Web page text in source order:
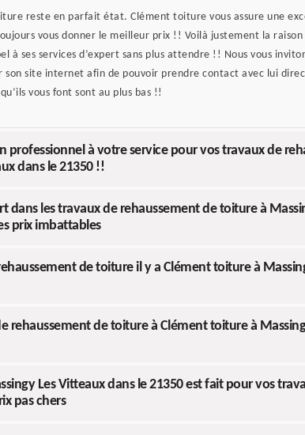
reste en parfait état. Clément toiture vous assure une
vous donner le meilleur prix !! Voilà justement la raison
à ses services d’expert sans plus attendre !! Nous vous
son site internet afin de pouvoir prendre contact avec lui
vous font sont au plus bas !!
professionnel à votre service pour vos travaux de
dans le 21350 !!
dans les travaux de rehaussement de toiture à
prix imbattables
de toiture il y a Clément toiture à
rehaussement de toiture à Clément toiture à
Les Vitteaux dans le 21350 est fait pour vos
pas chers